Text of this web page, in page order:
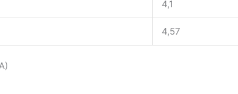
4,1
4,57